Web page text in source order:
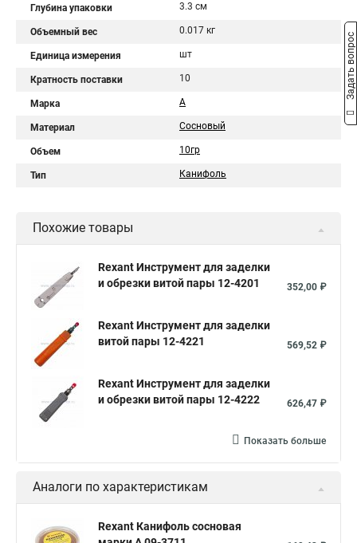
Глубина упаковки 3.3 см
Объемный вес 0.017 кг
Единица измерения шт
Кратность поставки 10
Марка А
Материал Сосновый
Объем 10гр
Тип Канифоль
Похожие товары
Rexant Инструмент для заделки
и обрезки витой пары 12-4201
352,00 ₽
Rexant Инструмент для заделки
витой пары 12-4221
569,52 ₽
Rexant Инструмент для заделки
и обрезки витой пары 12-4222
626,47 ₽
Показать больше
Аналоги по характеристикам
Rexant Канифоль сосновая
Задать вопрос